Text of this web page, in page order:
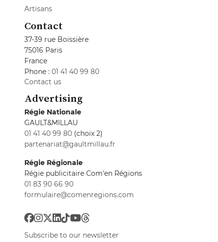
Artisans
Contact
37-39 rue Boissière
75016 Paris
France
Phone : 01 41 40 99 80
Contact us
Advertising
Régie Nationale
GAULT&MILLAU
01 41 40 99 80 (choix 2)
partenariat@gaultmillau.fr
Régie Régionale
Régie publicitaire Com'en Régions
01 83 90 66 90
formulaire@comenregions.com
Subscribe to our newsletter